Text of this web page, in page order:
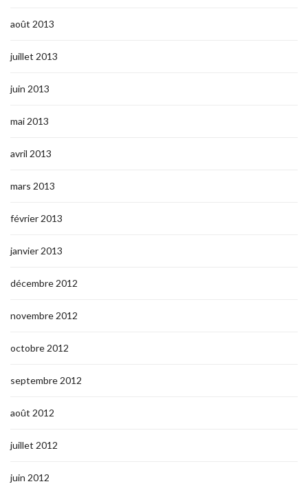
août 2013
juillet 2013
juin 2013
mai 2013
avril 2013
mars 2013
février 2013
janvier 2013
décembre 2012
novembre 2012
octobre 2012
septembre 2012
août 2012
juillet 2012
juin 2012